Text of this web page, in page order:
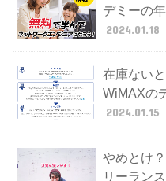
デミーの
2024.01.18
在庫ない
WiMAXの
2024.01.15
やめとけ
リーラン